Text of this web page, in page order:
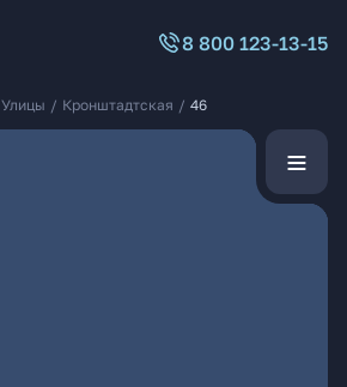
8 800 123-13-15
Улицы / Кронштадтская / 46